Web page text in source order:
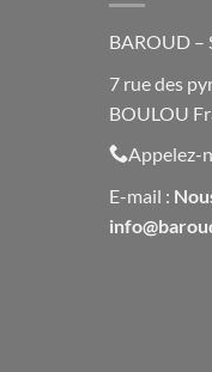
BAROUD –
7 rue des
BOULOU
Appelez-
E-mail :